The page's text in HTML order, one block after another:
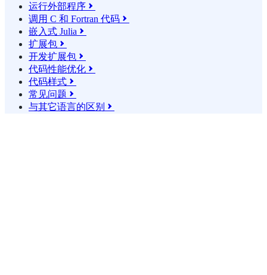
运行外部程序 
调用 C 和 Fortran 代码 
嵌入式 Julia 
扩展包 
开发扩展包 
代码性能优化 
代码样式 
常见问题 
与其它语言的区别 